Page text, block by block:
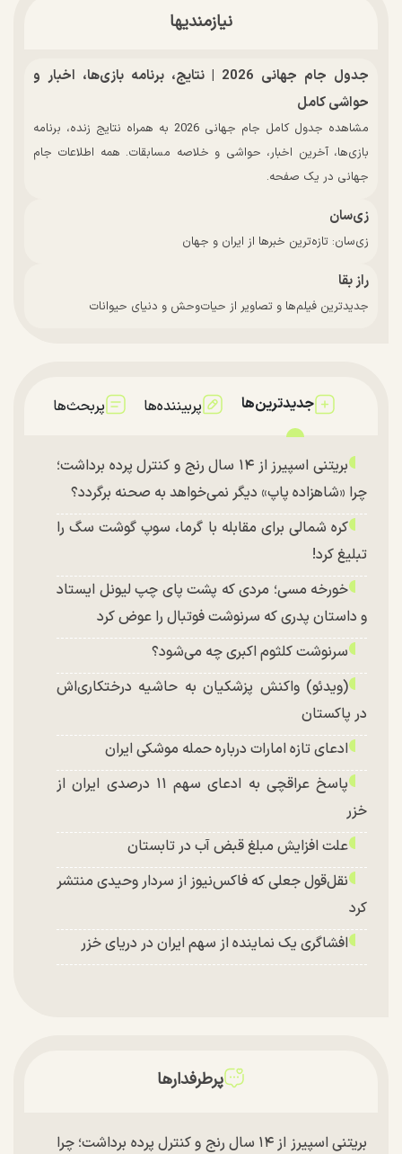
نیازمندیها
جدول جام جهانی 2026 | نتایج، برنامه بازی‌ها، اخبار و
حواشی کامل
مشاهده جدول کامل جام جهانی 2026 به همراه نتایج زنده، برنامه
بازی‌ها، آخرین اخبار، حواشی و خلاصه مسابقات. همه اطلاعات جام
جهانی در یک صفحه.
زی‌سان
زی‌سان: تازه‌ترین خبرها از ایران و جهان
راز بقا
جدیدترین فیلم‌ها و تصاویر از حیات‌وحش و دنیای حیوانات
جدیدترین‌ها پربیننده‌ها پربحث‌ها
بریتنی اسپیرز از ۱۴ سال رنج و کنترل پرده برداشت؛
چرا «شاهزاده پاپ» دیگر نمی‌خواهد به صحنه برگردد؟
کره شمالی برای مقابله با گرما، سوپ گوشت سگ را
تبلیغ کرد!
خورخه مسی؛ مردی که پشت پای چپ لیونل ایستاد
و داستان پدری که سرنوشت فوتبال را عوض کرد
سرنوشت کلثوم اکبری چه می‌شود؟
(ویدئو) واکنش پزشکیان به حاشیه درختکاری‌اش
در پاکستان
ادعای تازه امارات درباره حمله موشکی ایران
پاسخ عراقچی به ادعای سهم ۱۱ درصدی ایران از
خزر
علت افزایش مبلغ قبض آب در تابستان
نقل‌قول جعلی که فاکس‌نیوز از سردار وحیدی منتشر
کرد
افشاگری یک نماینده از سهم ایران در دریای خزر
پرطرفدارها
بریتنی اسپیرز از ۱۴ سال رنج و کنترل پرده برداشت؛ چرا